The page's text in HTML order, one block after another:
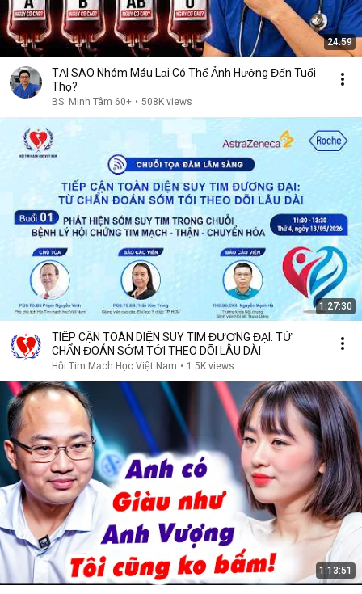
24:59
TẠI SAO Nhóm Máu Lại Có Thể Ảnh Hưởng Đến Tuổi
Thọ?
BS. Minh Tâm 60+ • 508K views
1:27:30
TIẾP CẬN TOÀN DIỆN SUY TIM ĐƯƠNG ĐẠI: TỪ
CHẨN ĐOÁN SỚM TỚI THEO DÕI LÂU DÀI
Hội Tim Mạch Học Việt Nam • 1.5K views
1:13:51